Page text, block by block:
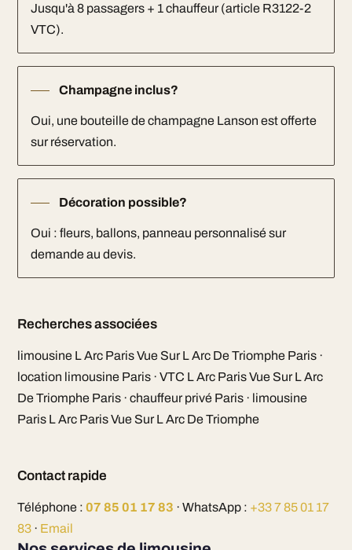
Jusqu'à 8 passagers + 1 chauffeur (article R3122-2
VTC).
Champagne inclus?
Oui, une bouteille de champagne Lanson est offerte
sur réservation.
Décoration possible?
Oui : fleurs, ballons, panneau personnalisé sur
demande au devis.
Recherches associées
limousine L Arc Paris Vue Sur L Arc De Triomphe Paris ·
location limousine Paris · VTC L Arc Paris Vue Sur L Arc
De Triomphe Paris · chauffeur privé Paris · limousine
Paris L Arc Paris Vue Sur L Arc De Triomphe
Contact rapide
Téléphone : 07 85 01 17 83 · WhatsApp : +33 7 85 01 17
83· Email